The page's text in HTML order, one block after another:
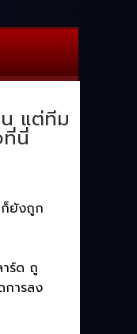
แต่ทีม
ที่นี่
ก็ยังถูก
ร์ด ถู
การลง